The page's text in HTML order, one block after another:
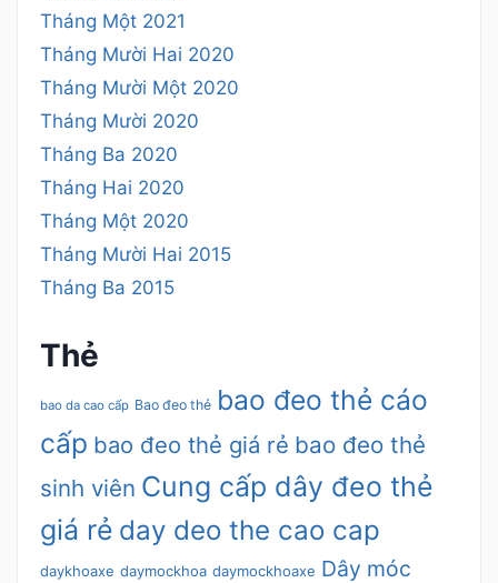
Tháng Một 2021
Tháng Mười Hai 2020
Tháng Mười Một 2020
Tháng Mười 2020
Tháng Ba 2020
Tháng Hai 2020
Tháng Một 2020
Tháng Mười Hai 2015
Tháng Ba 2015
Thẻ
bao da cao cấp Bao đeo thẻ bao đeo thẻ cáo
cấp bao đeo thẻ giá rẻ bao đeo thẻ
sinh viên Cung cấp dây đeo thẻ
giá rẻ day deo the cao cap
daykhoaxe daymockhoa daymockhoaxe Dây móc